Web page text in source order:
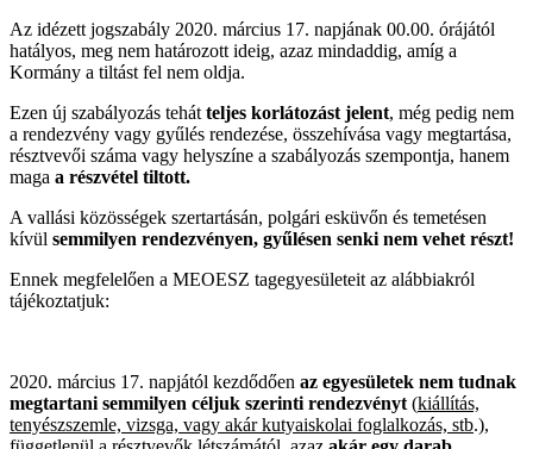
Az idézett jogszabály 2020. március 17. napjának 00.00. órájától
hatályos, meg nem határozott ideig, azaz mindaddig, amíg a
Kormány a tiltást fel nem oldja.
Ezen új szabályozás tehát teljes korlátozást jelent, még pedig nem
a rendezvény vagy gyűlés rendezése, összehívása vagy megtartása,
résztvevői száma vagy helyszíne a szabályozás szempontja, hanem
maga a részvétel tiltott.
A vallási közösségek szertartásán, polgári esküvőn és temetésen
kívül semmilyen rendezvényen, gyűlésen senki nem vehet részt!
Ennek megfelelően a MEOESZ tagegyesületeit az alábbiakról
tájékoztatjuk:
2020. március 17. napjától kezdődően az egyesületek nem tudnak
megtartani semmilyen céljuk szerinti rendezvényt (kiállítás,
tenyészszemle, vizsga, vagy akár kutyaiskolai foglalkozás, stb.),